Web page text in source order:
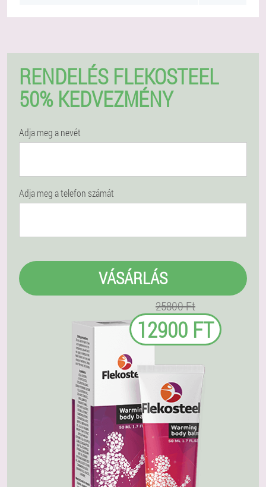
RENDELÉS FLEKOSTEEL
50% KEDVEZMÉNY
Adja meg a nevét
Adja meg a telefon számát
VÁSÁRLÁS
25800 Ft
12900 FT